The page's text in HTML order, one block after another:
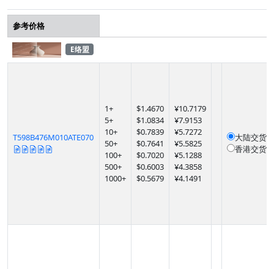
参考价格
E络盟
T598B476M010ATE070
1+
5+
10+
50+
100+
500+
1000+
$1.4670
$1.0834
$0.7839
$0.7641
$0.7020
$0.6003
$0.5679
¥10.7179
¥7.9153
¥5.7272
¥5.5825
¥5.1288
¥4.3858
¥4.1491
大陆交货
香港交货